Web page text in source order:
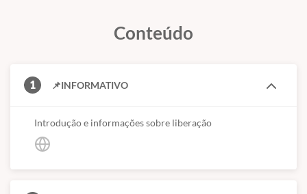
cursos EAD que complementam o conhecimento prático,
do nosso compromisso. Se ainda não, este é o momento ideal para
iniciar sua jornada de sucesso conosco!
Módulo 1 - Manuseio e desinfecção de equipamentos e
Módulo 2 - Endoscopia do esôfago e principais afecções
Conteúdo
1 📌INFORMATIVO
Introdução e informações sobre liberação